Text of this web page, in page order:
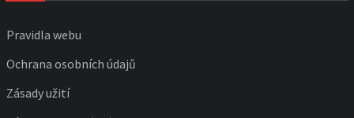
Pravidla webu
Ochrana osobních údajů
Zásady užití